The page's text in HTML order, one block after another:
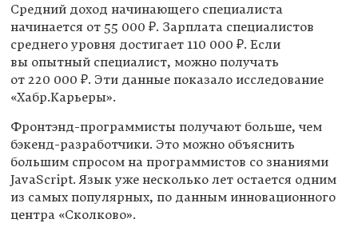
Средний доход начинающего специалиста
начинается от 55 000 ₽. Зарплата специалистов
среднего уровня достигает 110 000 ₽. Если
вы опытный специалист, можно получать
от 220 000 ₽. Эти данные показало исследование
«Хабр.Карьеры».
Фронтэнд-программисты получают больше, чем
бэкенд-разработчики. Это можно объяснить
большим спросом на программистов со знаниями
JavaScript. Язык уже несколько лет остается одним
из самых популярных, по данным инновационного
центра «Сколково».